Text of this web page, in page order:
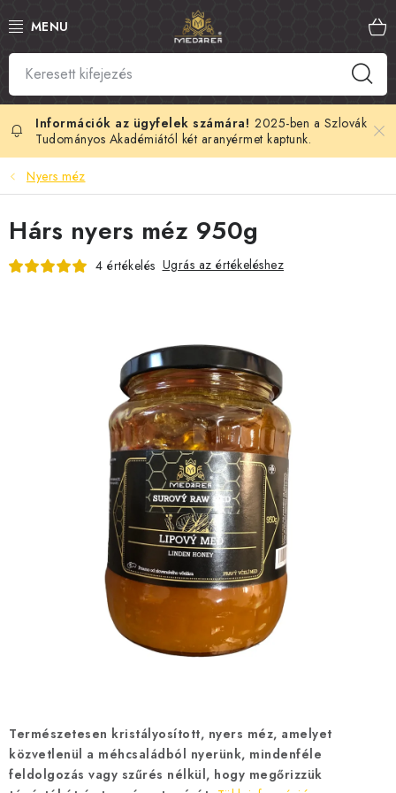
tartalomhoz
SZLOVÁK MÉZ
MANUKA MÉZ
MÉHPEMPŐ
KIRÁLYI ZSELÉ
MÉZES KOZMETIKUMOK
MÉZ AJÁNDÉKCSOMAGOK
VIASZ TERMÉKEK
A MÉHÉSZETI TERMÉKEK KIEGÉSZÍTŐI
MÉZES ÉDESSÉG
MÉHÉSZETI SZOLGÁLTATÁSOK
IRODALOM - KÖNYVEK
2025-ben a Szlovák
Tudományos Akadémiától két aranyérmet kaptunk.
Nyers méz
Természetesen kristályosított, nyers méz, amelyet
közvetlenül a méhcsaládból nyerünk, mindenféle
feldolgozás vagy szűrés nélkül, hogy megőrizzük
Hárs nyers méz 950g
4 értékelés Ugrás az értékeléshez